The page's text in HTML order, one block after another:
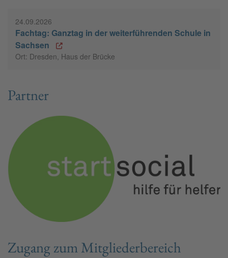
24.09.2026
Fachtag: Ganztag in der weiterführenden Schule in
Sachsen
Ort: Dresden, Haus der Brücke
Partner
Zugang zum Mitgliederbereich